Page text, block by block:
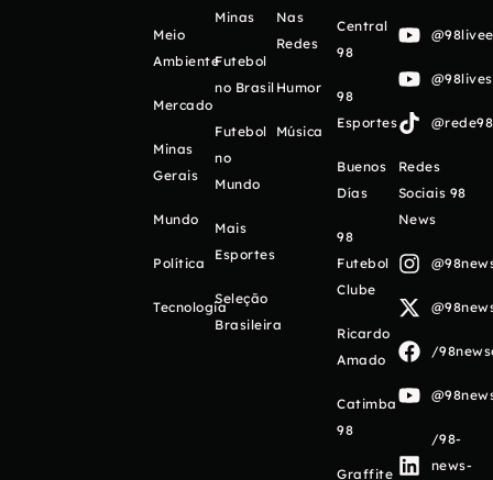
Meio
Ambiente
Mercado
Minas
Gerais
Mundo
Política
Tecnologia
Minas
Futebol
no Brasil
Futebol
no
Mundo
Mais
Esportes
Seleção
Brasileira
Nas
Redes
Humor
Música
Central
98
98
Esportes
Buenos
Días
98
Futebol
Clube
Ricardo
Amado
Catimba
98
Graffite
Redes
Sociais 98
News
/
/98-
news-